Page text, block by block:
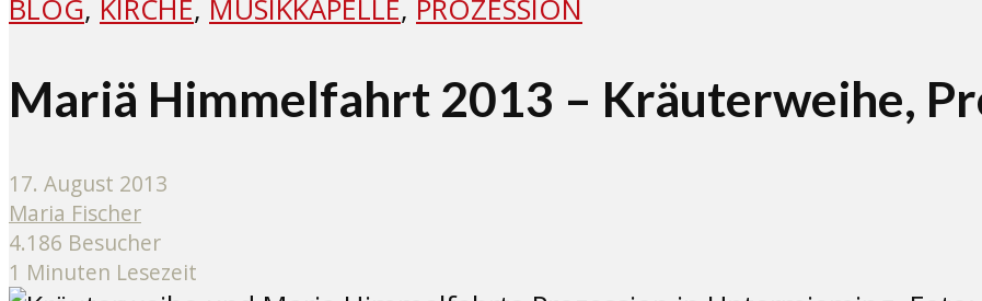
BLOG, KIRCHE, MUSIKKAPELLE, PROZESSION
Mariä Himmelfahrt 2013 – Kräuterweihe,
17. August 2013
Maria Fischer
4.186 Besucher
1 Minuten Lesezeit